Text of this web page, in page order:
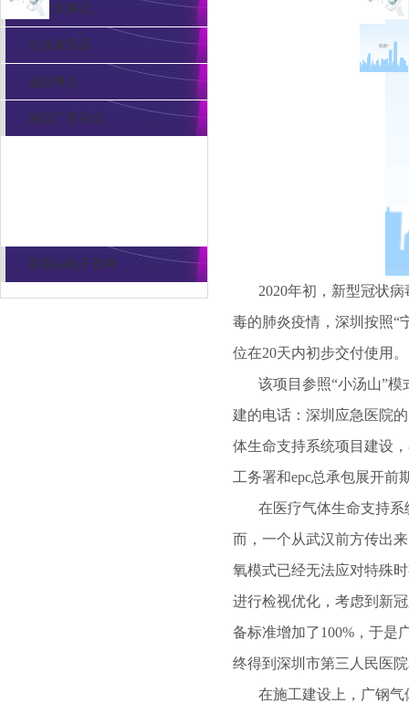
会员大事记
企业家风采
诚信粤企
诚信广东杂志
联系pa电子官网
2020年初，新型冠状病
毒的肺炎疫情，深圳按照“
位在20天内初步交付使用。
该项目参照“小汤山”模
建的电话：深圳应急医院
体生命支持系统项目建设
工务署和epc总承包展开前
在医疗气体生命支持系
而，一个从武汉前方传出
氧模式已经无法应对特殊
进行检视优化，考虑到新
备标准增加了100%，于是
终得到深圳市第三人民医
在施工建设上，广钢气